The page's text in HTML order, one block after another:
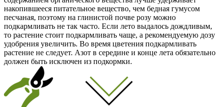
накопившееся питательное вещество, чем бедная гумусом
песчаная, поэтому на глинистой почве розу можно
подкармливать не так часто. Если лето выдалось дождливым,
то растение стоит подкармливать чаще, а рекомендуемую дозу
удобрения увеличить. Во время цветения подкармливать
растение не следует. Азот в середине и конце лета обязательно
должен быть исключен из подкормки.